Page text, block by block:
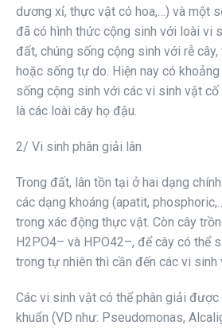
dương xỉ, thực vật có hoa,…) và một
đã có hình thức cộng sinh với loài vi
đất, chúng sống cộng sinh với rễ
hoặc sống tự do. Hiện nay có
sống cộng sinh với các vi sinh vật
là các loài cây họ đậu.
2/ Vi sinh phân giải lân
Trong đất, lân tồn tại ở hai dạng
các dạng khoáng (apatit,
trong xác động thực vật. Còn cây
H2PO4– và HPO42–, để cây có thể
trong tự nhiên thì cần đến các vi sinh
Các vi sinh vật có thể phân giải được
khuẩn (VD như: Pseudomonas,